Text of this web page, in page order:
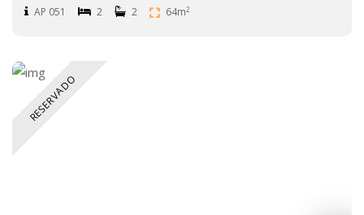
AP 051 2 2 64m2
RESERVADO